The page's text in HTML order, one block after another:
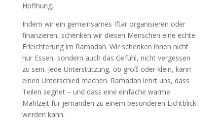
Hoffnung.
Indem wir ein gemeinsames Iftar organisieren oder
finanzieren, schenken wir diesen Menschen eine echte
Erleichterung im Ramadan. Wir schenken ihnen nicht
nur Essen, sondern auch das Gefühl, nicht vergessen
zu sein. Jede Unterstützung, ob groß oder klein, kann
einen Unterschied machen. Ramadan lehrt uns, dass
Teilen segnet – und dass eine einfache warme
Mahlzeit für jemanden zu einem besonderen Lichtblick
werden kann.